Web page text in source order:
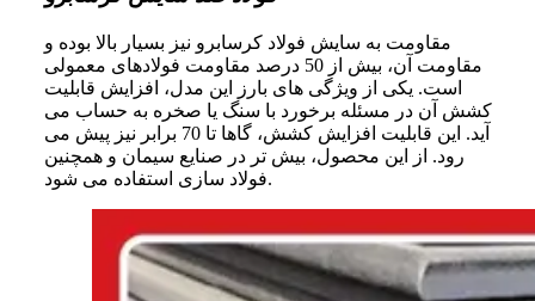
مقاومت به سایش فولاد کرسابرو نیز بسیار بالا بوده و
مقاومت آن، بیش از 50 درصد مقاومت فولادهای معمولی
است. یکی از ویژگی های بارز این مدل، افزایش قابلیت
کشش آن در مسئله برخورد با سنگ یا صخره به حساب می
آید. این قابلیت افزایش کشش، گاها تا 70 برابر نیز پیش می
رود. از این محصول، بیش تر در صنایع سیمان و همچنین
فولاد سازی استفاده می شود.